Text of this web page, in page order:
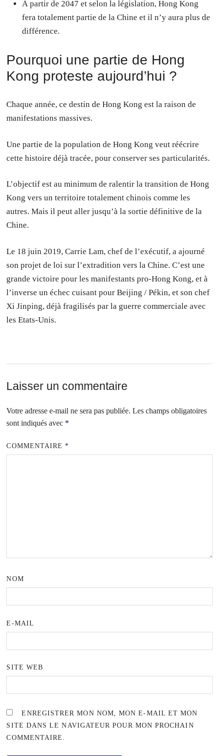
À partir de 2047 et selon la législation, Hong Kong
fera totalement partie de la Chine et il n’y aura plus de
différence.
Pourquoi une partie de Hong
Kong proteste aujourd’hui ?
Chaque année, ce destin de Hong Kong est la raison de
manifestations massives.
Une partie de la population de Hong Kong veut réécrire
cette histoire déjà tracée, pour conserver ses particularités.
L’objectif est au minimum de ralentir la transition de Hong
Kong vers un territoire totalement chinois comme les
autres. Mais il peut aller jusqu’à la sortie définitive de la
Chine.
Le 18 juin 2019, Carrie Lam, chef de l’exécutif, a ajourné
son projet de loi sur l’extradition vers la Chine. C’est une
grande victoire pour les manifestants pro-Hong Kong, et à
l’inverse un échec cuisant pour Beijing / Pékin, et son chef
Xi Jinping, déjà fragilisés par la guerre commerciale avec
les Etats-Unis.
Laisser un commentaire
Votre adresse e-mail ne sera pas publiée. Les champs obligatoires
sont indiqués avec *
COMMENTAIRE*
NOM
E-MAIL
SITE WEB
ENREGISTRER MON NOM, MON E-MAIL ET MON
SITE DANS LE NAVIGATEUR POUR MON PROCHAIN
COMMENTAIRE.